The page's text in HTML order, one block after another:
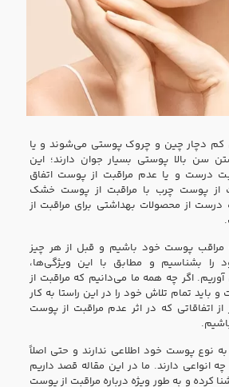
کم دچار چین و چروک پوستی می‌شوند و یا
سن بالا پوستی بسیار جوان دارند؛ این
درست و یا عدم مراقبت از پوست اتفاق
از پوست چرب با مراقبت از پوست خشک
از محصولات بهداشتی برای مراقبت از
مراقب پوست خود باشیم و قبل از هر چیز
بشناسیم و مطابق با این ویژگی‌ها،
اگر چه همه ما می‌دانیم که مراقبت از
تمام تلاش خود را در این راستا به کار
از اتفاقاتی که در اثر عدم مراقبت از پوست
نوع پوست خود اطلاعی ندارند و حتی اصلاً
انواعی دارند. ما در این مقاله قصد داریم
کرده و به طور ویژه درباره مراقبت از پوست